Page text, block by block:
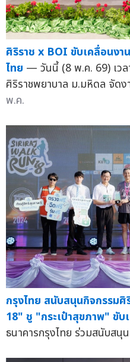
ศิริราช x BOI ขับเคลื่อนง
ไทย — วันนี้ (8 พ.ค. 69) เว
ศิริราชพยาบาล ม.มหิดล จัด
พ.ค.
กรุงไทย สนับสนุนกิจกรรม
18" ชู "กระเป๋าสุขภาพ" ขั
ธนาคารกรุงไทย ร่วมสนับสนุ